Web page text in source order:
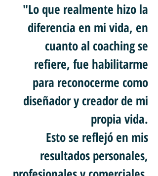
"Lo que realmente hizo la
diferencia en mi vida, en
cuanto al coaching se
refiere, fue habilitarme
para reconocerme como
diseñador y creador de mi
propia vida.
Esto se reflejó en mis
resultados personales,